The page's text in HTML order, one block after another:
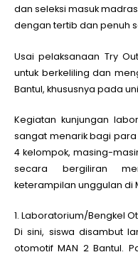
dan seleksi masuk
dengan tertib dan penuh
Usai pelaksanaan Try
untuk berkeliling dan
Bantul, khususnya pada
Kegiatan kunjungan
sangat menarik bagi
4 kelompok, masing-
secara bergiliran
keterampilan unggulan di
1. Laboratorium/Bengkel
Di sini, siswa disambut
otomotif MAN 2 Bantul.